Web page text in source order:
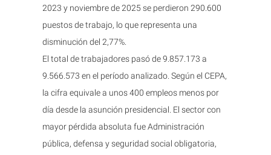
2023 y noviembre de 2025 se perdieron 290.600
puestos de trabajo, lo que representa una
disminución del 2,77%.
El total de trabajadores pasó de 9.857.173 a
9.566.573 en el período analizado. Según el CEPA,
la cifra equivale a unos 400 empleos menos por
día desde la asunción presidencial. El sector con
mayor pérdida absoluta fue Administración
pública, defensa y seguridad social obligatoria,